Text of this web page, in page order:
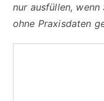
nur ausfüllen, wenn
ohne Praxisdaten